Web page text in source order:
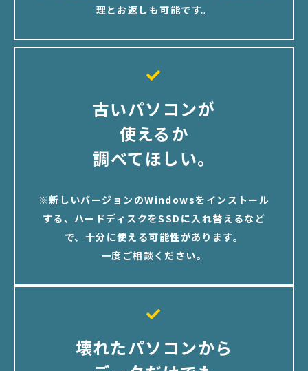
理とお返しも可能です。
古いパソコンが
使えるか
調べてほしい。
※新しいバージョンのWindowsをインストール
する、ハードディスクをSSDに入れ替えるなど
で、十分に使える可能性があります。
一度ご相談ください。
壊れたパソコンから